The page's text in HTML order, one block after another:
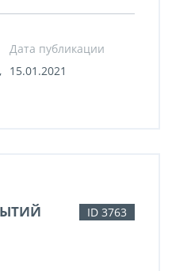
Дата публикации
15.01.2021
ID 3763